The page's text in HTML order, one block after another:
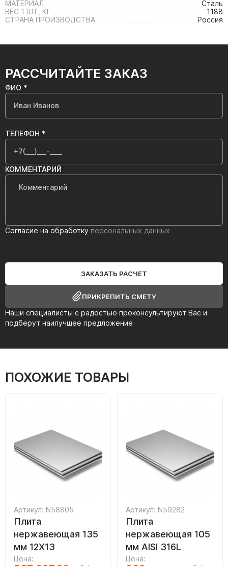
МАТЕРИАЛ
Сталь
ВЕС 1 ШТ, КГ
1188
СТРАНА ПРОИЗВОДСТВА
Россия
РАССЧИТАЙТЕ ЗАКАЗ
Наши специалисты с радостью проконсультируют Вас и
подберут наилучшее предложение
ФИО *
ТЕЛЕФОН *
КОММЕНТАРИЙ
Согласие на обработку персональных данных
ЗАКАЗАТЬ РАСЧЕТ
ПРИКРЕПИТЬ СМЕТУ
ПОХОЖИЕ ТОВАРЫ
Артикул: N58805
Плита
нержавеющая 135
мм 12Х13
Цена:
Артикул: N59282
Плита
нержавеющая 105
мм AISI 316L
Цена: